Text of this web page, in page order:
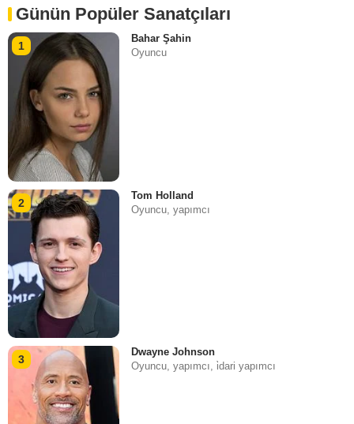
Günün Popüler Sanatçıları
1
Bahar Şahin
Oyuncu
2
Tom Holland
Oyuncu, yapımcı
3
Dwayne Johnson
Oyuncu, yapımcı, i̇dari yapımcı